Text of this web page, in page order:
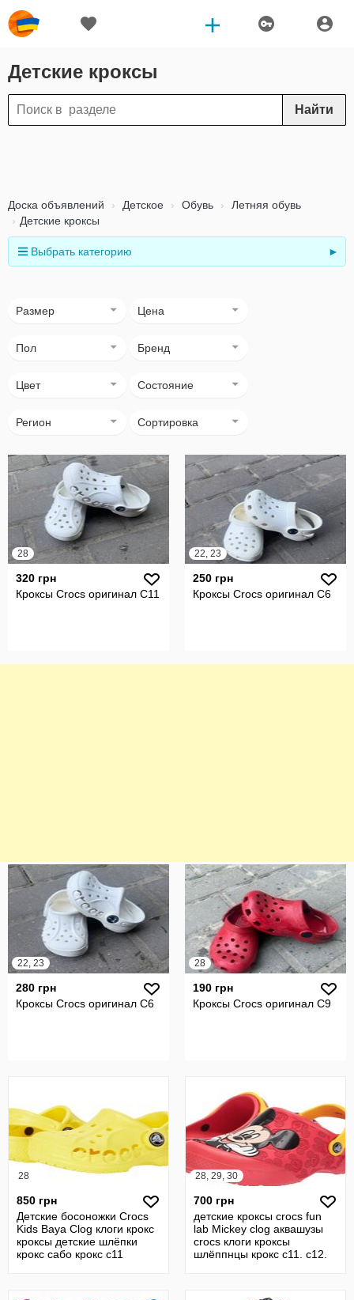
Детские кроксы
Найти
Доска объявлений Детское Обувь
Летняя обувь
Детские кроксы
Выбрать категорию ►
Размер Цена
Пол Бренд
Цвет Состояние
Регион Сортировка
28
320 грн
Кроксы Crocs оригинал С11
22, 23
250 грн
Кроксы Crocs оригинал С6
22, 23
280 грн
Кроксы Crocs оригинал С6
28
190 грн
Кроксы Crocs оригинал С9
28
850 грн
Детские босоножки Crocs
Kids Baya Clog клоги крокс
кроксы детские шлёпки
крокс сабо крокс с11
28, 29, 30
700 грн
детские кроксы crocs fun
lab Mickey clog аквашузы
crocs клоги кроксы
шлёппнцы крокс c11. c12.